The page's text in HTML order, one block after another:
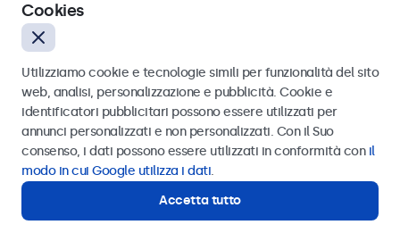
Italiano
Inviare
Oppure chiamaci al
Contatta i nostri esperti
Cookies
Utilizziamo cookie e tecnologie simili per funzionalità del sito
web, analisi, personalizzazione e pubblicità. Cookie e
identificatori pubblicitari possono essere utilizzati per
annunci personalizzati e non personalizzati. Con il Suo
consenso, i dati possono essere utilizzati in conformità con il
modo in cui Google utilizza i dati.
Accetta tutto